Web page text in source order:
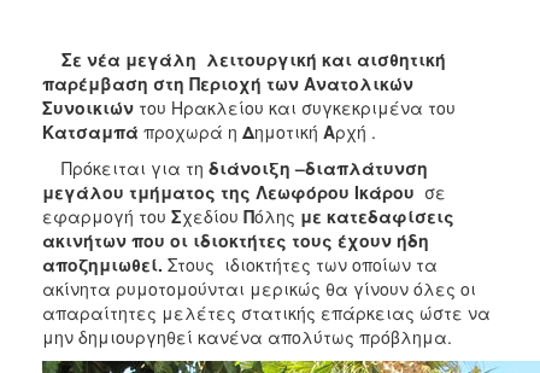
2015
2013
2011
2010
2006
Σε νέα μεγάλη λειτουργική και αισθητική
παρέμβαση στη Περιοχή των Ανατολικών
Συνοικιών του Ηρακλείου και συγκεκριμένα του
Κατσαμπά προχωρά η Δημοτική Αρχή .
Πρόκειται για τη διάνοιξη –διαπλάτυνση
μεγάλου τμήματος της Λεωφόρου Ικάρου σε
εφαρμογή του Σχεδίου Πόλης με κατεδαφίσεις
ακινήτων που οι ιδιοκτήτες τους έχουν ήδη
αποζημιωθεί. Στους ιδιοκτήτες των οποίων τα
ακίνητα ρυμοτομούνται μερικώς θα γίνουν όλες οι
απαραίτητες μελέτες στατικής επάρκειας ώστε να
μην δημιουργηθεί κανένα απολύτως πρόβλημα.